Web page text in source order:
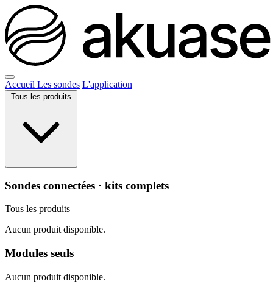
Accueil Les sondes L'application
Tous les produits
Sondes connectées · kits complets
Tous les produits
Aucun produit disponible.
Modules seuls
Aucun produit disponible.